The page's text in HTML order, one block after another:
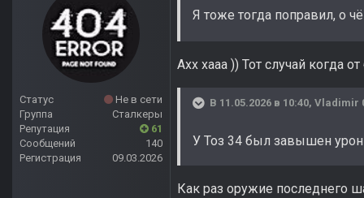
Статус
Не в сети
Группа
Сталкеры
Репутация
61
Сообщений
140
Регистрация
09.03.2026
Я тоже тогда поправил, о
Ахх хааа )) Тот случай когда
В 11.05.2026 в 10:40, Vladimir
У Тоз 34 был завышен урон
Как раз оружие последнего